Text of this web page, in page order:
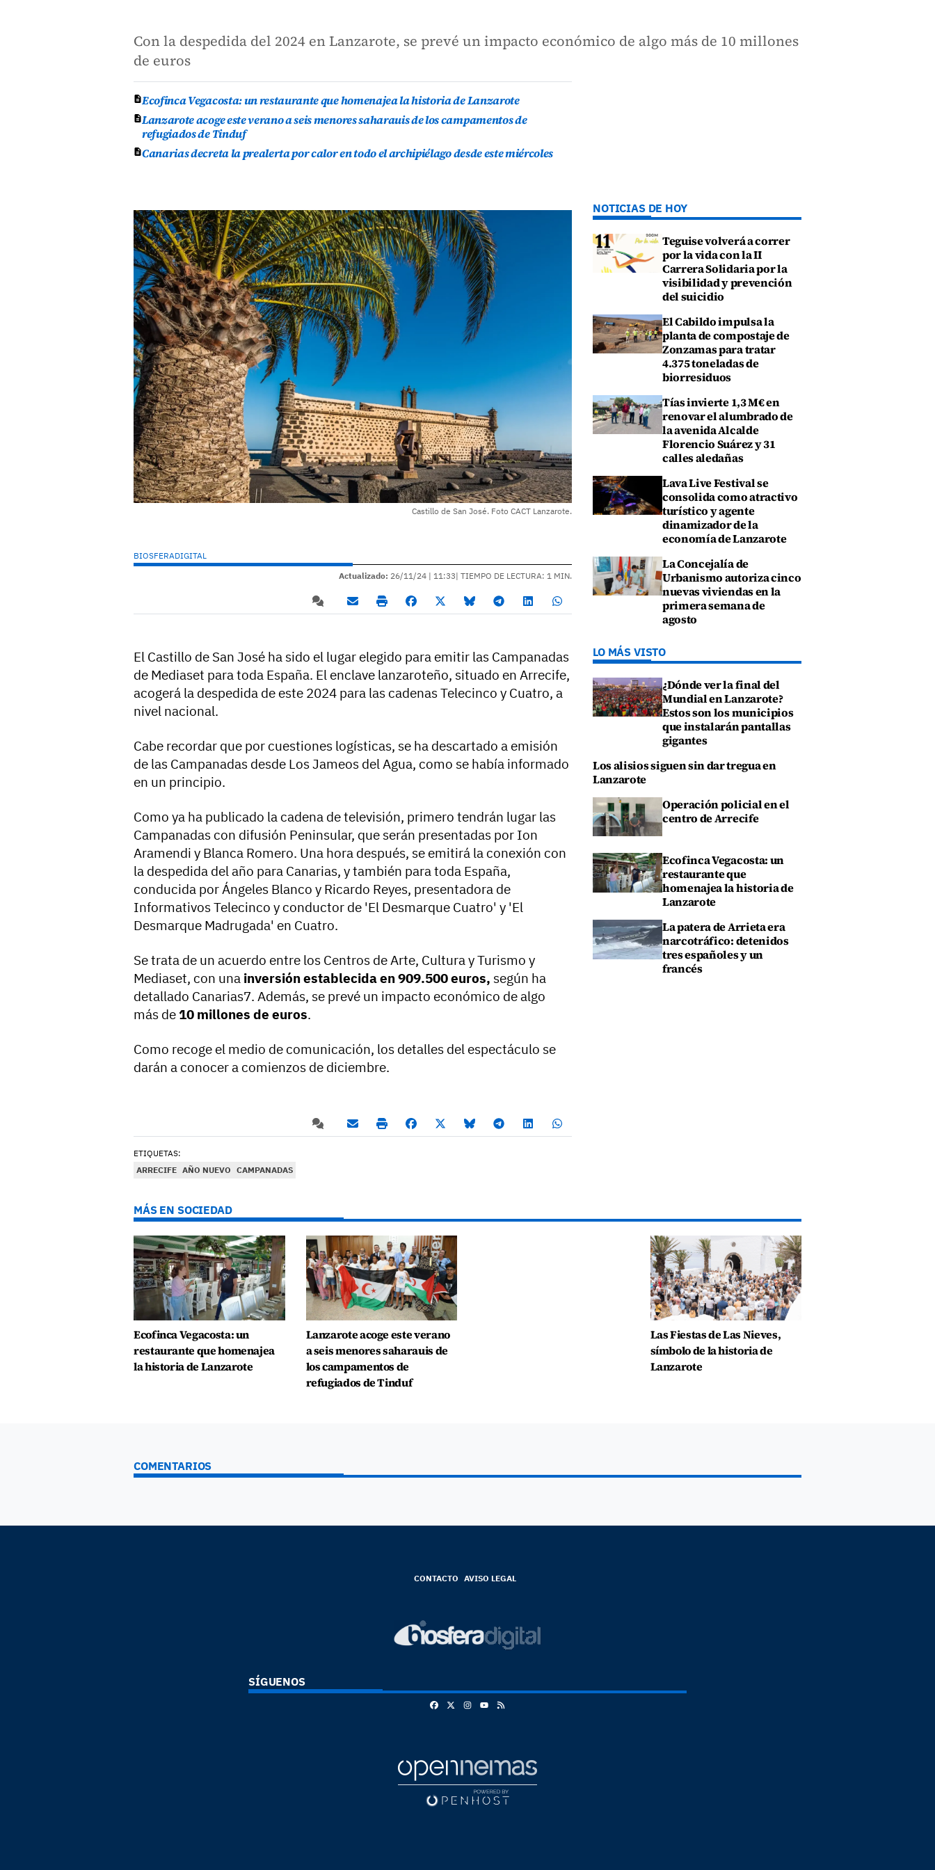
Con la despedida del 2024 en Lanzarote, se prevé un impacto económico de algo más de 10 millones
de euros
Ecofinca Vegacosta: un restaurante que homenajea la historia de Lanzarote
Lanzarote acoge este verano a seis menores saharauis de los campamentos de
refugiados de Tinduf
Canarias decreta la prealerta por calor en todo el archipiélago desde este miércoles
Castillo de San José. Foto CACT Lanzarote.
BIOSFERADIGITAL
Actualizado: 26/11/24 | 11:33| TIEMPO DE LECTURA: 1 MIN.
El Castillo de San José ha sido el lugar elegido para emitir las Campanadas
de Mediaset para toda España. El enclave lanzaroteño, situado en Arrecife,
acogerá la despedida de este 2024 para las cadenas Telecinco y Cuatro, a
nivel nacional.
Cabe recordar que por cuestiones logísticas, se ha descartado a emisión
de las Campanadas desde Los Jameos del Agua, como se había informado
en un principio.
Como ya ha publicado la cadena de televisión, primero tendrán lugar las
Campanadas con difusión Peninsular, que serán presentadas por Ion
Aramendi y Blanca Romero. Una hora después, se emitirá la conexión con
la despedida del año para Canarias, y también para toda España,
conducida por Ángeles Blanco y Ricardo Reyes, presentadora de
Informativos Telecinco y conductor de 'El Desmarque Cuatro' y 'El
Desmarque Madrugada' en Cuatro.
Se trata de un acuerdo entre los Centros de Arte, Cultura y Turismo y
Mediaset, con una inversión establecida en 909.500 euros, según ha
detallado Canarias7. Además, se prevé un impacto económico de algo
más de 10 millones de euros.
Como recoge el medio de comunicación, los detalles del espectáculo se
darán a conocer a comienzos de diciembre.
ETIQUETAS:
ARRECIFE AÑO NUEVO CAMPANADAS
NOTICIAS DE HOY
Teguise volverá a correr
por la vida con la II
Carrera Solidaria por la
visibilidad y prevención
del suicidio
El Cabildo impulsa la
planta de compostaje de
Zonzamas para tratar
4.375 toneladas de
biorresiduos
Tías invierte 1,3 M€ en
renovar el alumbrado de
la avenida Alcalde
Florencio Suárez y 31
calles aledañas
Lava Live Festival se
consolida como atractivo
turístico y agente
dinamizador de la
economía de Lanzarote
La Concejalía de
Urbanismo autoriza cinco
nuevas viviendas en la
primera semana de
agosto
LO MÁS VISTO
¿Dónde ver la final del
Mundial en Lanzarote?
Estos son los municipios
que instalarán pantallas
gigantes
Los alisios siguen sin dar tregua en
Lanzarote
Operación policial en el
centro de Arrecife
Ecofinca Vegacosta: un
restaurante que
homenajea la historia de
Lanzarote
La patera de Arrieta era
narcotráfico: detenidos
tres españoles y un
francés
MÁS EN SOCIEDAD
Ecofinca Vegacosta: un
restaurante que homenajea
la historia de Lanzarote
Lanzarote acoge este verano
a seis menores saharauis de
los campamentos de
refugiados de Tinduf
Las Fiestas de Las Nieves,
símbolo de la historia de
Lanzarote
COMENTARIOS
CONTACTO AVISO LEGAL
SÍGUENOS
FacebookInstagram